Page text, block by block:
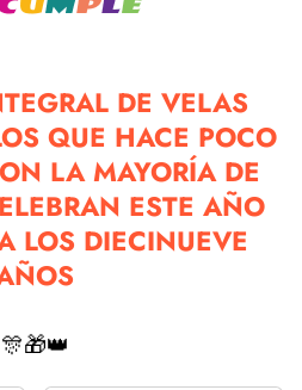
DE VELAS
QUE HACE POCO
LA MAYORÍA DE
ESTE AÑO
LOS DIECINUEVE
🎊🎁👑